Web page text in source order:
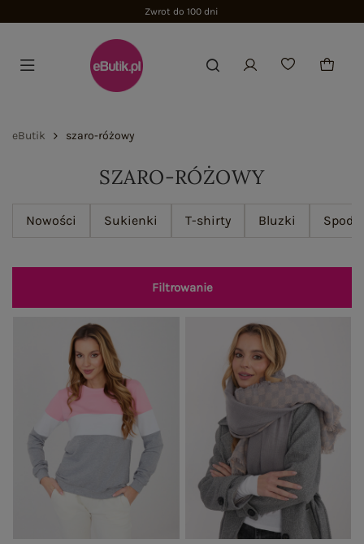
Zwrot do 100 dni
eButik szaro-różowy
SZARO-RÓŻOWY
Nowości Sukienki T-shirty Bluzki
Filtrowanie